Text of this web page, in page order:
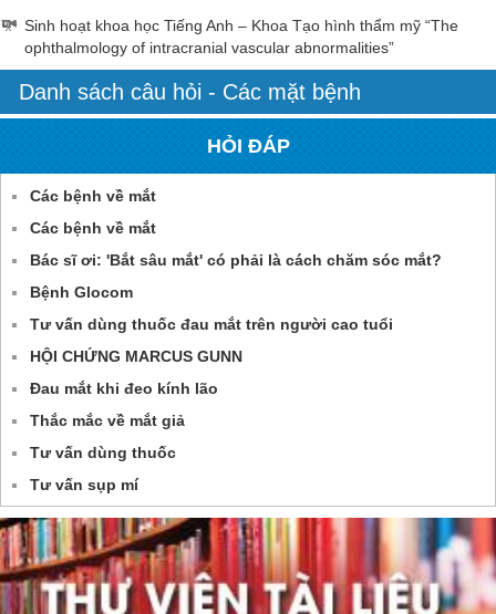
Sinh hoạt khoa học Tiếng Anh – Khoa Tạo hình thẩm mỹ “The
ophthalmology of intracranial vascular abnormalities”
Danh sách câu hỏi - Các mặt bệnh
HỎI ĐÁP
Các bệnh về mắt
Các bệnh về mắt
Bác sĩ ơi: 'Bắt sâu mắt' có phải là cách chăm sóc mắt?
Bệnh Glocom
Tư vấn dùng thuốc đau mắt trên người cao tuổi
HỘI CHỨNG MARCUS GUNN
Đau mắt khi đeo kính lão
Thắc mắc về mắt giả
Tư vấn dùng thuốc
Tư vấn sụp mí